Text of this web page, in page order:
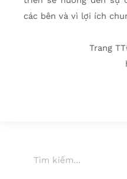
các bên và vì lợi ích
Trang